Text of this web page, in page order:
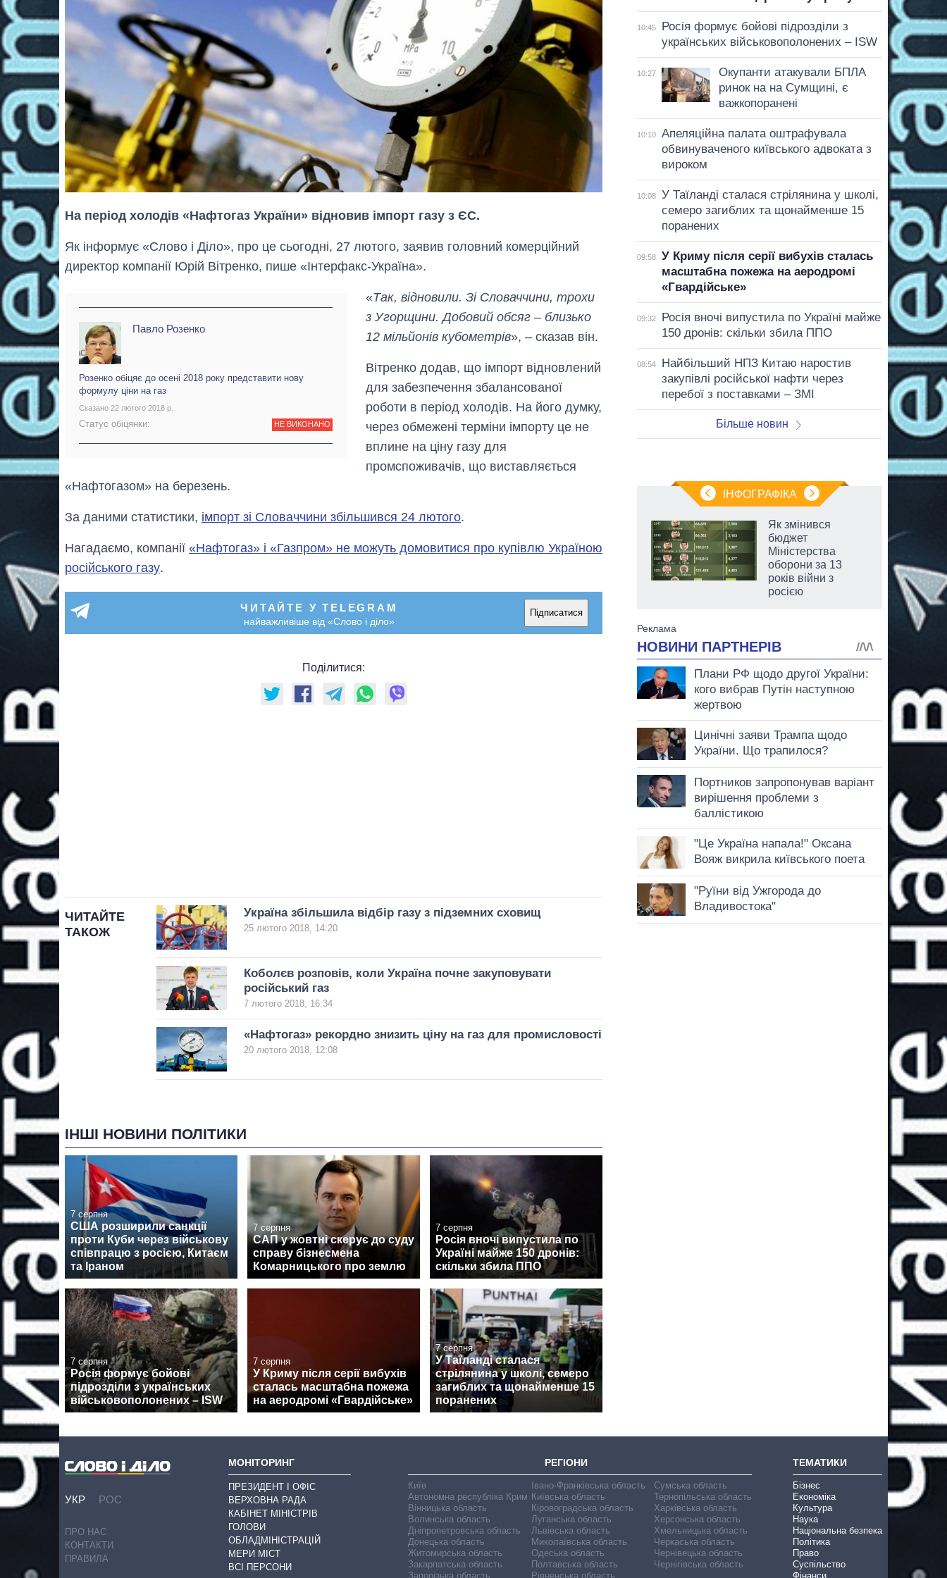
На період холодів «Нафтогаз України» відновив імпорт газу з ЄС.
Як інформує «Слово і Діло», про це сьогодні, 27 лютого, заявив головний комерційний
директор компанії Юрій Вітренко, пише «Інтерфакс-Україна».
Павло Розенко
Розенко обіцяє до осені 2018 року представити нову
формулу ціни на газ
Сказано 22 лютого 2018 р.
Статус обіцянки: НЕ ВИКОНАНО
«Так, відновили. Зі Словаччини, трохи
з Угорщини. Добовий обсяг – близько
12 мільйонів кубометрів», – сказав він.
Вітренко додав, що імпорт відновлений
для забезпечення збалансованої
роботи в період холодів. На його думку,
через обмежені терміни імпорту це не
вплине на ціну газу для
промспоживачів, що виставляється
«Нафтогазом» на березень.
За даними статистики, імпорт зі Словаччини збільшився 24 лютого.
Нагадаємо, компанії «Нафтогаз» і «Газпром» не можуть домовитися про купівлю Україною
російського газу.
ЧИТАЙТЕ У TELEGRAM
найважливіше від «Слово і діло»
Підписатися
Поділитися:
ЧИТАЙТЕ
ТАКОЖ
Україна збільшила відбір газу з підземних сховищ
25 лютого 2018, 14:20
Коболєв розповів, коли Україна почне закуповувати
російський газ
7 лютого 2018, 16:34
«Нафтогаз» рекордно знизить ціну на газ для промисловості
20 лютого 2018, 12:08
ІНШІ НОВИНИ ПОЛІТИКИ
7 серпня
США розширили санкції
проти Куби через військову
співпрацю з росією, Китаєм
та Іраном
7 серпня
САП у жовтні скерує до суду
справу бізнесмена
Комарницького про землю
7 серпня
Росія вночі випустила по
Україні майже 150 дронів:
скільки збила ППО
7 серпня
Росія формує бойові
підрозділи з українських
військовополонених – ISW
7 серпня
У Криму після серії вибухів
сталась масштабна пожежа
на аеродромі «Гвардійське»
7 серпня
У Таїланді сталася
стрілянина у школі, семеро
загиблих та щонайменше 15
поранених
10:45
Росія формує бойові підрозділи з
українських військовополонених – ISW
10:27
Окупанти атакували БПЛА
ринок на на Сумщині, є
важкопоранені
10:10
Апеляційна палата оштрафувала
обвинуваченого київського адвоката з
вироком
10:08
У Таїланді сталася стрілянина у школі,
семеро загиблих та щонайменше 15
поранених
09:58
У Криму після серії вибухів сталась
масштабна пожежа на аеродромі
«Гвардійське»
09:32
Росія вночі випустила по Україні майже
150 дронів: скільки збила ППО
08:54
Найбільший НПЗ Китаю наростив
закупівлі російської нафти через
перебої з поставками – ЗМІ
Більше новин
ІНФОГРАФІКА
Україні до і під час
Як змінився
бюджет
Міністерства
оборони за 13
років війни з
росією
УКР РОС
ПРО НАС
КОНТАКТИ
ПРАВИЛА
МОНІТОРИНГ
ПРЕЗИДЕНТ І ОФІС
ВЕРХОВНА РАДА
КАБІНЕТ МІНІСТРІВ
ГОЛОВИ
ОБЛАДМІНІСТРАЦІЙ
МЕРИ МІСТ
ВСІ ПЕРСОНИ
РЕГІОНИ
Київ
Автономна республіка Крим
Вінницька область
Волинська область
Дніпропетровська область
Донецька область
Житомирська область
Закарпатська область
Запорізька область
Івано-Франківська область
Київська область
Кіровоградська область
Луганська область
Львівська область
Миколаївська область
Одеська область
Полтавська область
Рівненська область
Сумська область
Тернопільська область
Харківська область
Херсонська область
Хмельницька область
Черкаська область
Чернівецька область
Чернігівська область
ТЕМАТИКИ
Бізнес
Економіка
Культура
Наука
Національна безпека
Політика
Право
Суспільство
Фінанси